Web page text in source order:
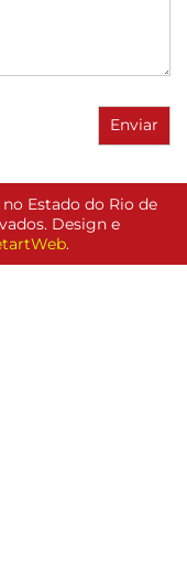
Estado do Rio de
Design e
.